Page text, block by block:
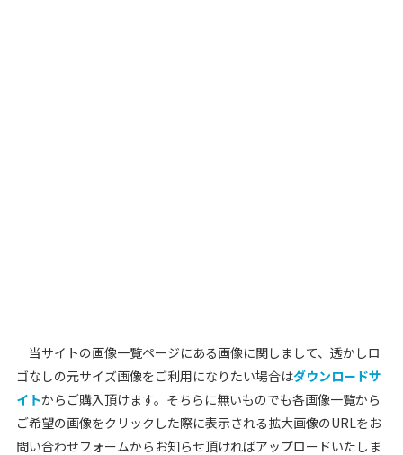
当サイトの画像一覧ページにある画像に関しまして、透かしロ
ゴなしの元サイズ画像をご利用になりたい場合はダウンロードサ
イトからご購入頂けます。そちらに無いものでも各画像一覧から
ご希望の画像をクリックした際に表示される拡大画像のURLをお
問い合わせフォームからお知らせ頂ければアップロードいたしま